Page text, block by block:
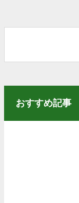
おすすめ記事